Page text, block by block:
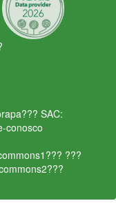
SAC:
conosco
???